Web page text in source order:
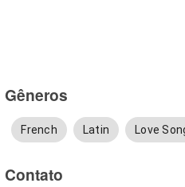
Gêneros
French Latin Love
Contato